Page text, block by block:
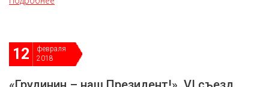
12
февраля
2018